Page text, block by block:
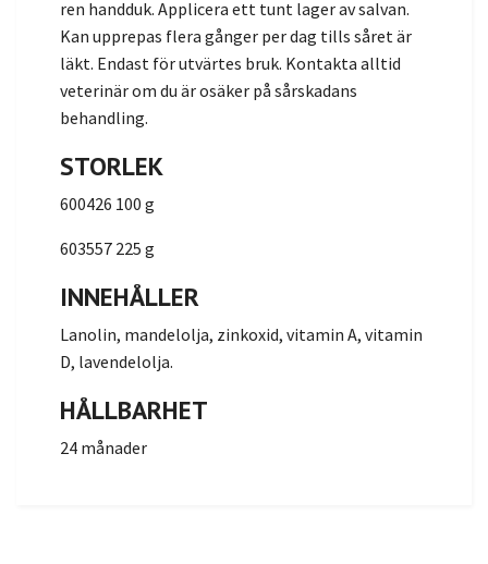
ren handduk. Applicera ett tunt lager av salvan.
Kan upprepas flera gånger per dag tills såret är
läkt. Endast för utvärtes bruk. Kontakta alltid
veterinär om du är osäker på sårskadans
behandling.
STORLEK
600426 100 g
603557 225 g
INNEHÅLLER
Lanolin, mandelolja, zinkoxid, vitamin A, vitamin
D, lavendelolja.
HÅLLBARHET
24 månader